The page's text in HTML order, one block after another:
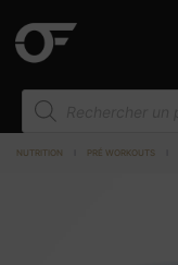
NUTRITION PRÉ WORKOUTS